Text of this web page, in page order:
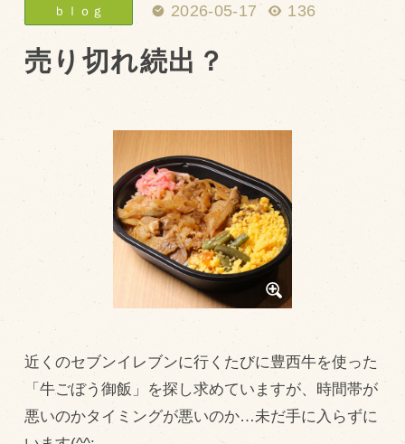
ｂｌｏｇ 2026-05-17 136
売り切れ続出？
近くのセブンイレブンに行くたびに豊西牛を使った
「牛ごぼう御飯」を探し求めていますが、時間帯が
悪いのかタイミングが悪いのか…未だ手に入らずに
会社概要・沿革
アクセス
トピックス（新着順）
お知らせ
お客様の声
オリジナル投稿レシピ
十勝帯広の観光
採用情報
牧場の仕事